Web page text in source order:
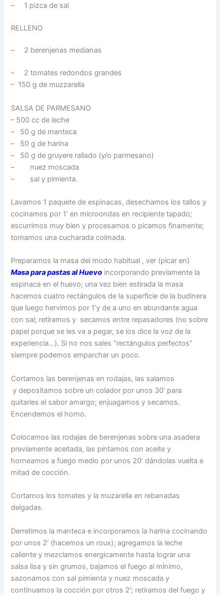
– 1 pizca de sal
RELLENO
– 2 berenjenas medianas
– 2 tomates redondos grandes
– 150 g de muzzarella
SALSA DE PARMESANO
– 500 cc de leche
– 50 g de manteca
– 50 g de harina
– 50 g de gruyere rallado (y/o parmesano)
– nuez moscada
– sal y pimienta.
Lavamos 1 paquete de espinacas, desechamos los tallos y
cocinamos por 1′ en microondas en recipiente tapado;
escurrimos muy bien y procesamos o picamos finamente;
tomamos una cucharada colmada.
Preparamos la masa del modo habitual , ver (picar en)
Masa para pastas al Huevo incorporando previamente la
espinaca en el huevo; una vez bien estirada la masa
hacemos cuatro rectángulos de la superficie de la budinera
que luego hervimos por 1’y de a uno en abundante agua
con sal; retiramos y secamos entre repasadores (no sobre
papel porque se les va a pegar, se los dice la voz de la
experiencia…). Si no nos sales “rectángulos perfectos”
siempre podemos emparchar un poco.
Cortamos las berenjenas en rodajas, las salamos
y depositamos sobre un colador por unos 30′ para
quitarles el sabor amargo; enjuagamos y secamos.
Encendemos el horno.
Colocamos las rodajas de berenjenas sobre una asadera
previamente aceitada, las pintamos con aceite y
horneamos a fuego medio por unos 20′ dándolas vuelta e
mitad de cocción.
Cortamos los tomates y la muzarella en rebanadas
delgadas.
Derretimos la manteca e incorporamos la harina cocinando
por unos 2′ (hacemos un roux); agregamos la leche
caliente y mezclamos energicamente hasta lograr una
salsa lisa y sin grumos, bajamos el fuego al mínimo,
sazonamos con sal pimienta y nuez moscada y
continuamos la cocción por otros 2′; retiramos del fuego y